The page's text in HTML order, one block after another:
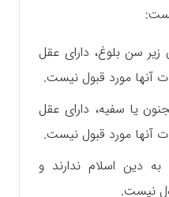
زیر سن بلوغ، دارای عقل
آنها مورد قبول نیست.
یا سفیه، دارای عقل
آنها مورد قبول نیست.
به دین اسلام ندارند و
نیست.